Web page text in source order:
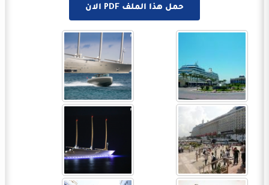
حمل هذا الملف PDF الان